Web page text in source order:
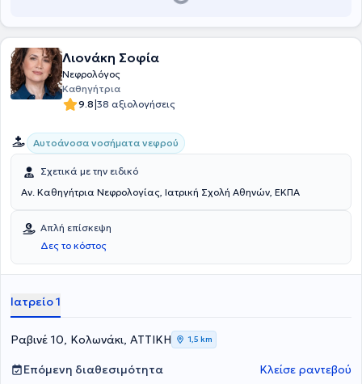
Λιονάκη Σοφία
Νεφρολόγος
Καθηγήτρια
9.8|38 αξιολογήσεις
Αυτοάνοσα νοσήματα νεφρού
Σχετικά με την ειδικό
Αν. Καθηγήτρια Νεφρολογίας, Ιατρική Σχολή Αθηνών, ΕΚΠΑ
Απλή επίσκεψη
Δες το κόστος
Ιατρείο 1
Ραβινέ 10, Κολωνάκι, ΑΤΤΙΚΗ 1,5 km
Επόμενη διαθεσιμότητα Κλείσε ραντεβού